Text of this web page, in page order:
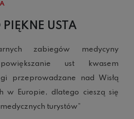
USTA
zabiegów medycyny
ust kwasem
przeprowadzane nad Wisłą
w Europie, dlatego cieszą się
turystów”